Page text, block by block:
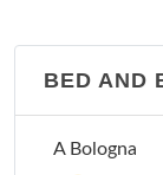
BED AND
A Bologna